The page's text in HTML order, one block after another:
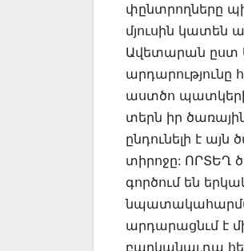
փընտրողները
մյուսին կատեն
Ավետարան ըստ
արդարությունը
աստծո պատկերի
տերն իր
ընդունելի է
տիրոջը: ՈՐՏԵՂ
գործում են
արդարացնւմ է
բարկանալ,դա